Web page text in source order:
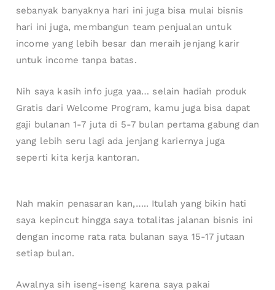
sebanyak banyaknya hari ini juga bisa mulai bisnis
hari ini juga, membangun team penjualan untuk
income yang lebih besar dan meraih jenjang karir
untuk income tanpa batas.
Nih saya kasih info juga yaa… selain hadiah produk
Gratis dari Welcome Program, kamu juga bisa dapat
gaji bulanan 1-7 juta di 5-7 bulan pertama gabung dan
yang lebih seru lagi ada jenjang kariernya juga
seperti kita kerja kantoran.
Nah makin penasaran kan,….. Itulah yang bikin hati
saya kepincut hingga saya totalitas jalanan bisnis ini
dengan income rata rata bulanan saya 15-17 jutaan
setiap bulan.
Awalnya sih iseng-iseng karena saya pakai